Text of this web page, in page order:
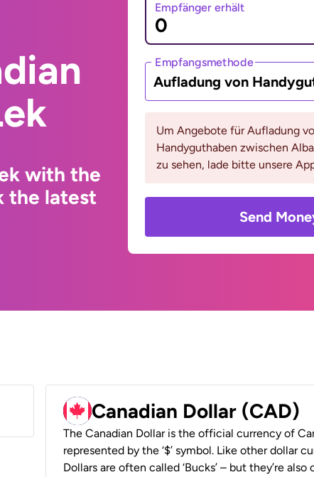
with the
the latest
Empfänger erhält
Empfangsmethode
Aufladung von
Um Angebote für Aufladung
Handyguthaben zwischen
zu sehen, lade bitte unsere
Send
Canadian Dollar (CAD)
The Canadian Dollar is the official currency of
represented by the ‘$’ symbol. Like other dollar
Dollars are often called ‘Bucks’ – but they’re also